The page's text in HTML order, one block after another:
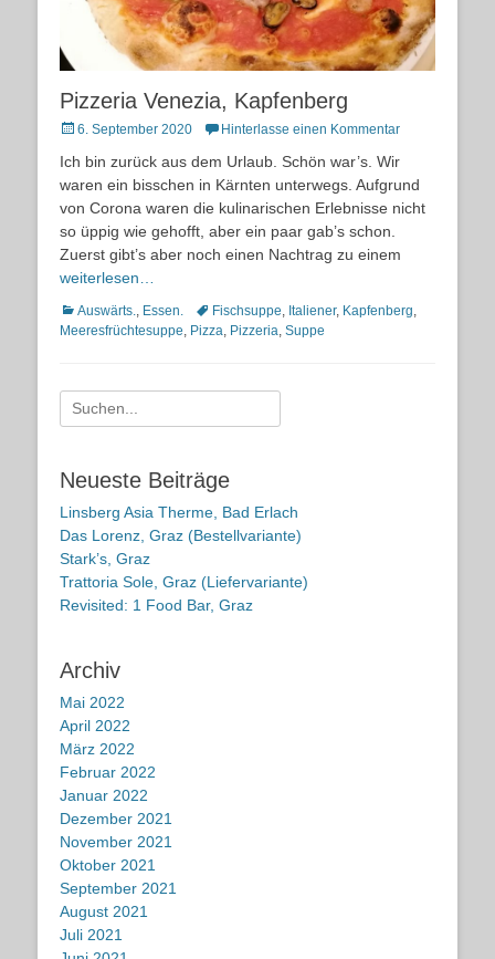
Pizzeria Venezia, Kapfenberg
Posted
6. September 2020 Hinterlasse einen Kommentar
Ich bin zurück aus dem Urlaub. Schön war’s. Wir
waren ein bisschen in Kärnten unterwegs. Aufgrund
von Corona waren die kulinarischen Erlebnisse nicht
so üppig wie gehofft, aber ein paar gab’s schon.
Zuerst gibt’s aber noch einen Nachtrag zu einem
weiterlesen…
Kategorien
Auswärts., Essen. Schlagworte
Fischsuppe, Italiener, Kapfenberg,
Meeresfrüchtesuppe, Pizza, Pizzeria, Suppe
Suche
nach:
Neueste Beiträge
Linsberg Asia Therme, Bad Erlach
Das Lorenz, Graz (Bestellvariante)
Stark’s, Graz
Trattoria Sole, Graz (Liefervariante)
Revisited: 1 Food Bar, Graz
Archiv
Mai 2022
April 2022
März 2022
Februar 2022
Januar 2022
Dezember 2021
November 2021
Oktober 2021
September 2021
August 2021
Juli 2021